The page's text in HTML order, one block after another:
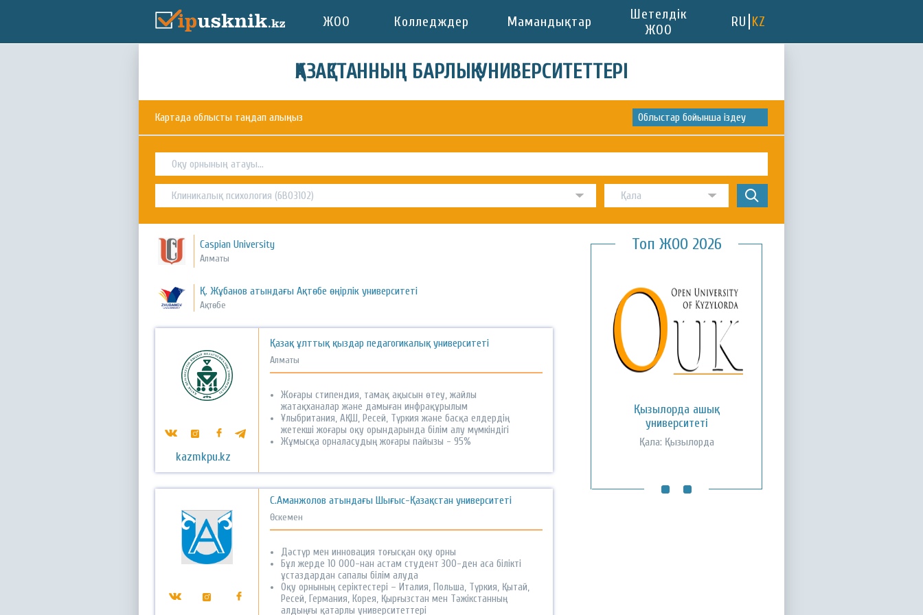
ЖОО Колледждер Мамандықтар
Шетелдік
ЖОО
RU KZ
ҚАЗАҚСТАННЫҢ БАРЛЫҚ УНИВЕРСИТЕТТЕРІ
Картада облысты таңдап алыңыз Облыстар бойынша іздеу
Caspian University
Алматы
Қ. Жұбанов атындағы Ақтөбе өңірлік университеті
Ақтөбе
kazmkpu.kz
Қазақ ұлттық қыздар педагогикалық университеті
Алматы
Жоғары стипендия, тамақ ақысын өтеу, жайлы
жатақханалар және дамыған инфрақұрылым
Ұлыбритания, АҚШ, Ресей, Түркия және басқа елдердің
жетекші жоғары оқу орындарында білім алу мүмкіндігі
Жұмысқа орналасудың жоғары пайызы - 95%
С.Аманжолов атындағы Шығыс-Қазақстан университеті
Өскемен
Дәстүр мен инновация тоғысқан оқу орны
Бұл жерде 10 000-нан астам студент 300-ден аса білікті
ұстаздардан сапалы білім алуда
Оқу орнының серіктестері – Италия, Польша, Түркия, Қытай,
Ресей, Германия, Корея, Қырғызстан мен Тәжікстанның
алдыңғы қатарлы университеттері
Топ ЖОО 2026
Қызылорда ашық
университеті
Қала: Қызылорда
Қожа Ахмет Ясауи атындағы
Халықаралық қазақ-түрік
университеті